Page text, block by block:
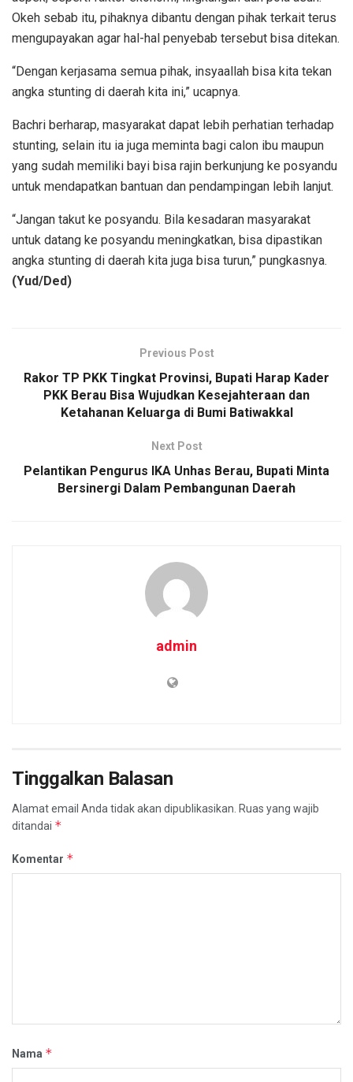
Okeh sebab itu, pihaknya dibantu dengan pihak terkait terus
mengupayakan agar hal-hal penyebab tersebut bisa ditekan.
“Dengan kerjasama semua pihak, insyaallah bisa kita tekan
angka stunting di daerah kita ini,” ucapnya.
Bachri berharap, masyarakat dapat lebih perhatian terhadap
stunting, selain itu ia juga meminta bagi calon ibu maupun
yang sudah memiliki bayi bisa rajin berkunjung ke posyandu
untuk mendapatkan bantuan dan pendampingan lebih lanjut.
“Jangan takut ke posyandu. Bila kesadaran masyarakat
untuk datang ke posyandu meningkatkan, bisa dipastikan
angka stunting di daerah kita juga bisa turun,” pungkasnya.
(Yud/Ded)
Previous Post
Rakor TP PKK Tingkat Provinsi, Bupati Harap Kader
PKK Berau Bisa Wujudkan Kesejahteraan dan
Ketahanan Keluarga di Bumi Batiwakkal
Next Post
Pelantikan Pengurus IKA Unhas Berau, Bupati Minta
Bersinergi Dalam Pembangunan Daerah
admin
Tinggalkan Balasan
Alamat email Anda tidak akan dipublikasikan. Ruas yang wajib
ditandai *
Komentar *
Nama *